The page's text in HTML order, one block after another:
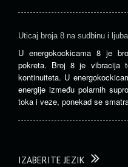
Uticaj broja 8 na sudbinu i
U energokockicama 8 je
pokreta. Broj 8 je vibracija
kontinuiteta. U
energije između polarnih
toka i veze, ponekad se
IZABERITE JEZIK